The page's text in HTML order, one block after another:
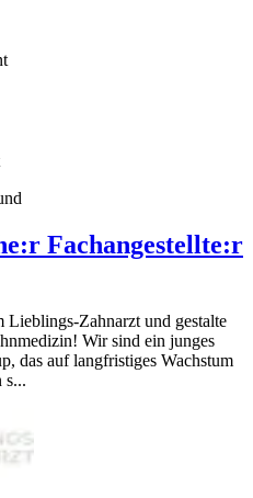
Fachangestellte:r
Lieblings-Zahnarzt und gestalte
Wir sind ein junges
das auf langfristiges Wachstum
s...